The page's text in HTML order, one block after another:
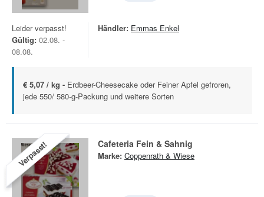
Leider verpasst!
Gültig: 02.08. -
08.08.
Händler: Emmas Enkel
€ 5,07 / kg - Erdbeer-Cheesecake oder Feiner Apfel gefroren,
jede 550/ 580-g-Packung und weitere Sorten
Verpasst! Cafeteria Fein & Sahnig
Marke: Coppenrath & Wiese